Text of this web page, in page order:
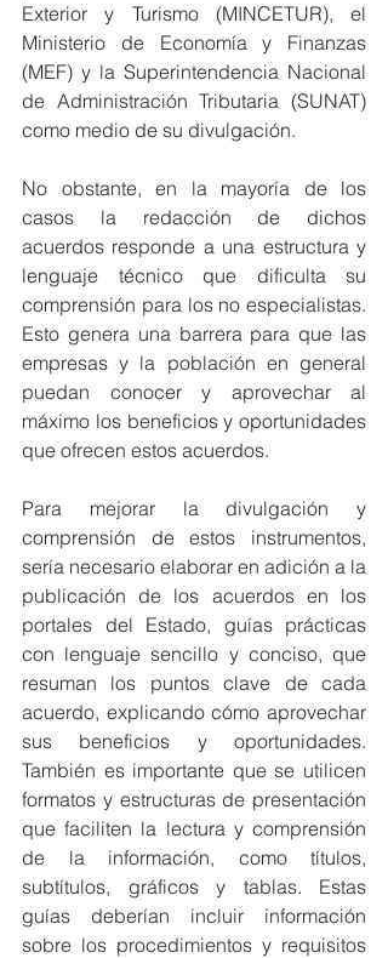
Exterior y Turismo (MINCETUR), el
Ministerio de Economía y Finanzas
(MEF) y la Superintendencia Nacional
de Administración Tributaria (SUNAT)
como medio de su divulgación.
No obstante, en la mayoría de los
casos la redacción de dichos
acuerdos responde a una estructura y
lenguaje técnico que dificulta su
comprensión para los no especialistas.
Esto genera una barrera para que las
empresas y la población en general
puedan conocer y aprovechar al
máximo los beneficios y oportunidades
que ofrecen estos acuerdos.
Para mejorar la divulgación y
comprensión de estos instrumentos,
sería necesario elaborar en adición a la
publicación de los acuerdos en los
portales del Estado, guías prácticas
con lenguaje sencillo y conciso, que
resuman los puntos clave de cada
acuerdo, explicando cómo aprovechar
sus beneficios y oportunidades.
También es importante que se utilicen
formatos y estructuras de presentación
que faciliten la lectura y comprensión
de la información, como títulos,
subtítulos, gráficos y tablas. Estas
guías deberían incluir información
sobre los procedimientos y requisitos